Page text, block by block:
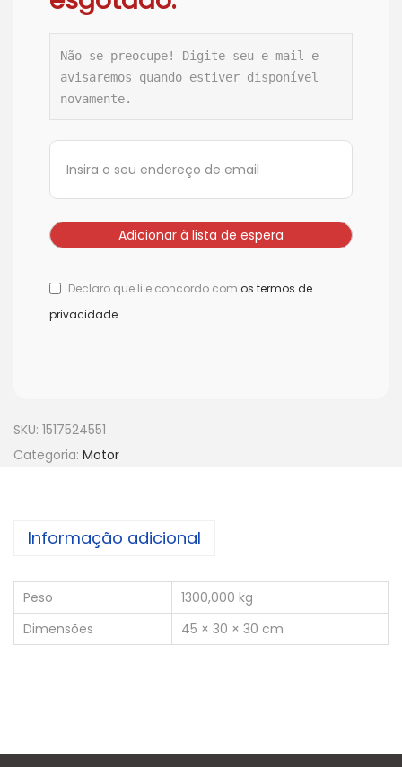
Não se preocupe! Digite seu e-mail e
avisaremos quando estiver disponível
novamente.
Declaro que li e concordo com os termos de
privacidade
SKU: 1517524551
Categoria: Motor
Informação adicional
Peso
1300,000 kg
Dimensões
45 × 30 × 30 cm